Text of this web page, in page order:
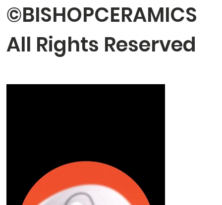
©BISHOPCERAMICS
All Rights Reserved